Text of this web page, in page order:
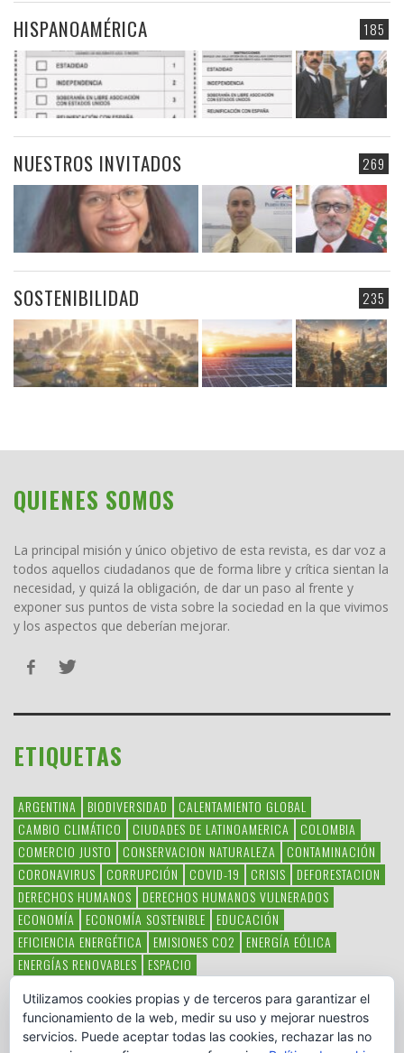
185
HISPANOAMÉRICA
269
NUESTROS INVITADOS
235
SOSTENIBILIDAD
QUIENES SOMOS
La principal misión y único objetivo de esta revista, es dar voz a
todos aquellos ciudadanos que de forma libre y crítica sientan la
necesidad, y quizá la obligación, de dar un paso al frente y
exponer sus puntos de vista sobre la sociedad en la que vivimos
y los aspectos que deberían mejorar.
ETIQUETAS
ARGENTINA BIODIVERSIDAD
CALENTAMIENTO GLOBAL
CAMBIO CLIMÁTICO
CIUDADES DE LATINOAMERICA
COLOMBIA
COMERCIO JUSTO
CONSERVACION NATURALEZA
CONTAMINACIÓN
CORONAVIRUS
CORRUPCIÓN COVID-19 CRISIS
DEFORESTACION
DERECHOS HUMANOS
DERECHOS HUMANOS VULNERADOS
ECONOMÍA
ECONOMÍA SOSTENIBLE
EDUCACIÓN
EFICIENCIA ENERGÉTICA
EMISIONES CO2
ENERGÍA EÓLICA
ENERGÍAS RENOVABLES
ESPACIO
HAMBRE LATINOAMÉRICA MEDIO AMBIENTE
MÉXICO
OBJETIVOS DEL MILENIO
ONGS PAZ POBREZA POESÍA
POLITICA
Utilizamos cookies propias y de terceros para garantizar el
funcionamiento de la web, medir su uso y mejorar nuestros
servicios. Puede aceptar todas las cookies, rechazar las no